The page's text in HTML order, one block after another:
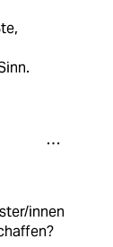
innen